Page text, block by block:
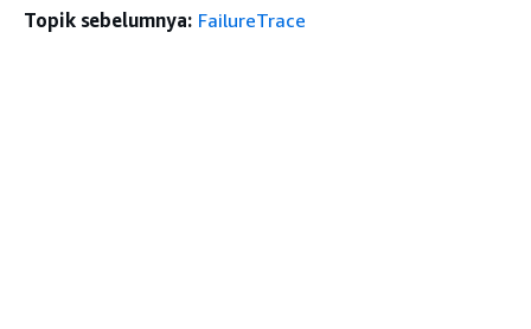
Topik sebelumnya: FailureTrace